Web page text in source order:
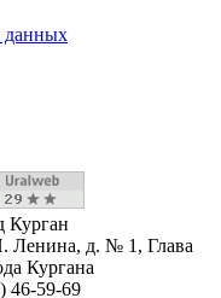
данных
Курган
Ленина, д. № 1, Глава
Кургана
46-59-69